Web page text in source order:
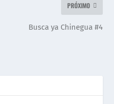
PRÓXIMO
Busca ya Chinegua #4